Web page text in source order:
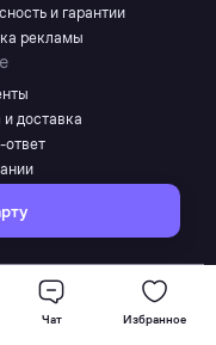
Чат Избранное
и гарантии
рекламы
доставка
ответ